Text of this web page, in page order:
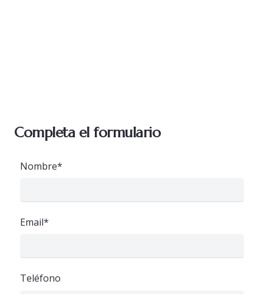
Completa el formulario
Nombre*
Email*
Teléfono